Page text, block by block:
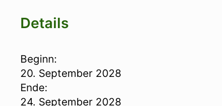
Details
Beginn:
20. September 2028
Ende:
24. September 2028